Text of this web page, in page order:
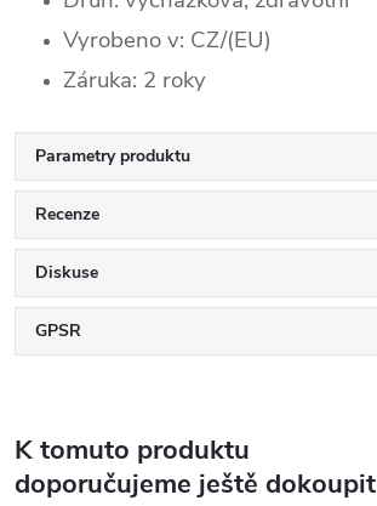
Vyrobeno v: CZ/(EU)
Záruka: 2 roky
Parametry produktu
Recenze
Diskuse
GPSR
K tomuto produktu
doporučujeme ještě dokoupit